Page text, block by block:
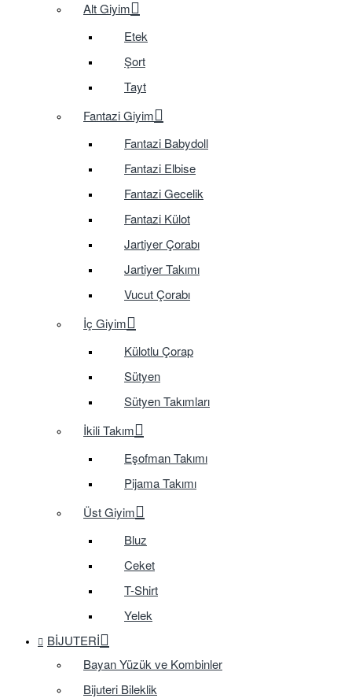
Alt Giyim
Etek
Şort
Tayt
Fantazi Giyim
Fantazi Babydoll
Fantazi Elbise
Fantazi Gecelik
Fantazi Külot
Jartiyer Çorabı
Jartiyer Takımı
Vucut Çorabı
İç Giyim
Külotlu Çorap
Sütyen
Sütyen Takımları
İkili Takım
Eşofman Takımı
Pijama Takımı
Üst Giyim
Bluz
Ceket
T-Shirt
Yelek
BIJUTERI
Bayan Yüzük ve Kombinler
Bijuteri Bileklik